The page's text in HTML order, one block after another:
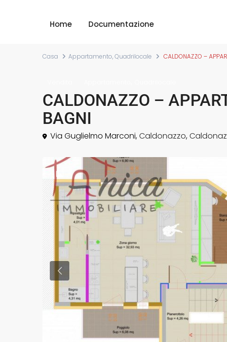
Home Documentazione
Casa Appartamento,Quadrilocale CALDONAZZO –
CALDONAZZO –
BAGNI
Via Guglielmo Marconi,Caldonazzo,
Previous